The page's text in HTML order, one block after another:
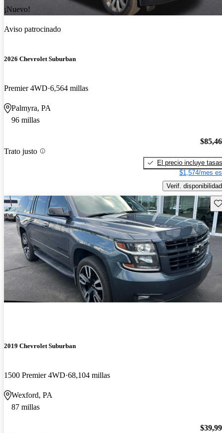
¡Nuevo!
Aviso patrocinado
2026 Chevrolet Suburban
Premier 4WD 6,564 millas
Palmyra, PA
96 millas
Trato justo
El precio incluye tasas
$1,574/mes
Verif. disponibilidad
2019 Chevrolet Suburban
1500 Premier 4WD 68,104 millas
Wexford, PA
87 millas